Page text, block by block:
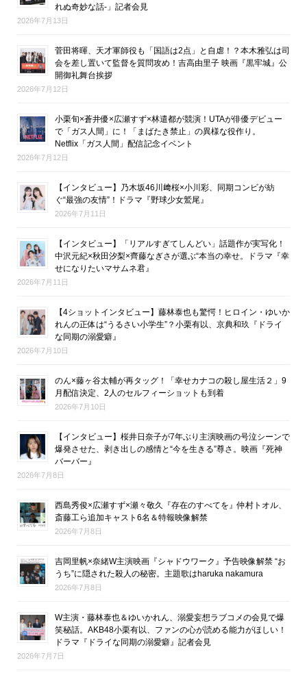
れぬ奇妙な話-」記者会見
2026年7月13日
菅田将暉、天才軍師役も「国語は2点」と自虐！？本木雅弘は司
会を差し置いて監督を質問攻め！吉高由里子 映画『黒牢城』公
開御礼舞台挨拶
2026年7月12日
小栗旬×蒼井優×広瀬すず×林遣都が競演！UTAが俳優デビュー
で「ガス人間」に！「まばたき禁止」の異様な役作り。
Netflix「ガス人間」配信記念イベント
2026年7月12日
【インタビュー】乃木坂46川﨑桜×小川彩、同期コンビが紡
ぐ“最強の友情”！ドラマ『野球少女鷲尾』
2026年7月11日
【インタビュー】「リアルすぎてしんどい」話題作が実写化！
中沢元紀×秋田汐梨×齊藤なぎさが選ぶ“本当の幸せ。ドラマ『幸
せになりたいマサムネ君』
2026年7月11日
【4ショットインタビュー】藤林泰也も驚愕！ヒロイン・ゆいか
れんの正体は“うるさい小学生”？小栗有以、京典和玖『ドライ
な同期の溺愛癖』
2026年7月10日
のん×藤ヶ谷太輔が再タッグ！「幸せカナコの殺し屋生活２」9
月配信決定、2人のセルフィーショットも到着
2026年7月10日
【インタビュー】桜井日奈子が7年ぶり主演映画の号泣シーンで
爆発させた、剥き出しの感情と“今を生きる”尊さ。映画『死神
バーバー』
2026年7月8日
西島秀俊×広瀬すず×瀬々敬久『存在のすべてを』仲村トオル、
斎藤工ら追加キャスト6名＆特報映像解禁
2026年7月8日
吉岡里帆×奈緒W主演映画『シャドウワーク』予告映像解禁 “お
うち”に隠された殺人の秘密。主題歌はharuka nakamura
2026年7月8日
W主演・藤林泰也＆ゆいかれん、溺愛妄想ラブコメの会見で爆
笑秘話。AKB48小栗有以、ファンの心が読める能力がほしい！
ドラマ『ドライな同期の溺愛癖』記者会見
2026年7月7日